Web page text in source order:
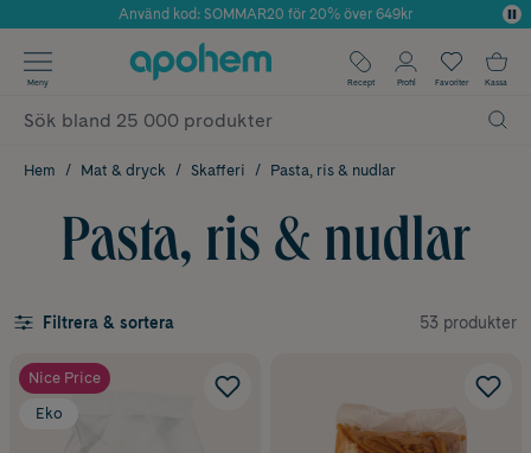
Årets Butik 2025 inom Skönhet
Använd kod: SOMMAR20 för 20% över 649kr
✓ Fri frakt
✓ Poäng på alla köp*
Meny Recept Profil Favoriter Kassa
Hem Mat & dryck Skafferi Pasta, ris & nudlar
Pasta, ris & nudlar
Filtrera & sortera 53 produkter
Nice Price
Eko